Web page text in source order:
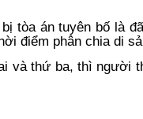
tòa án tuyên bố là
điểm phân chia di
và thứ ba, thì người